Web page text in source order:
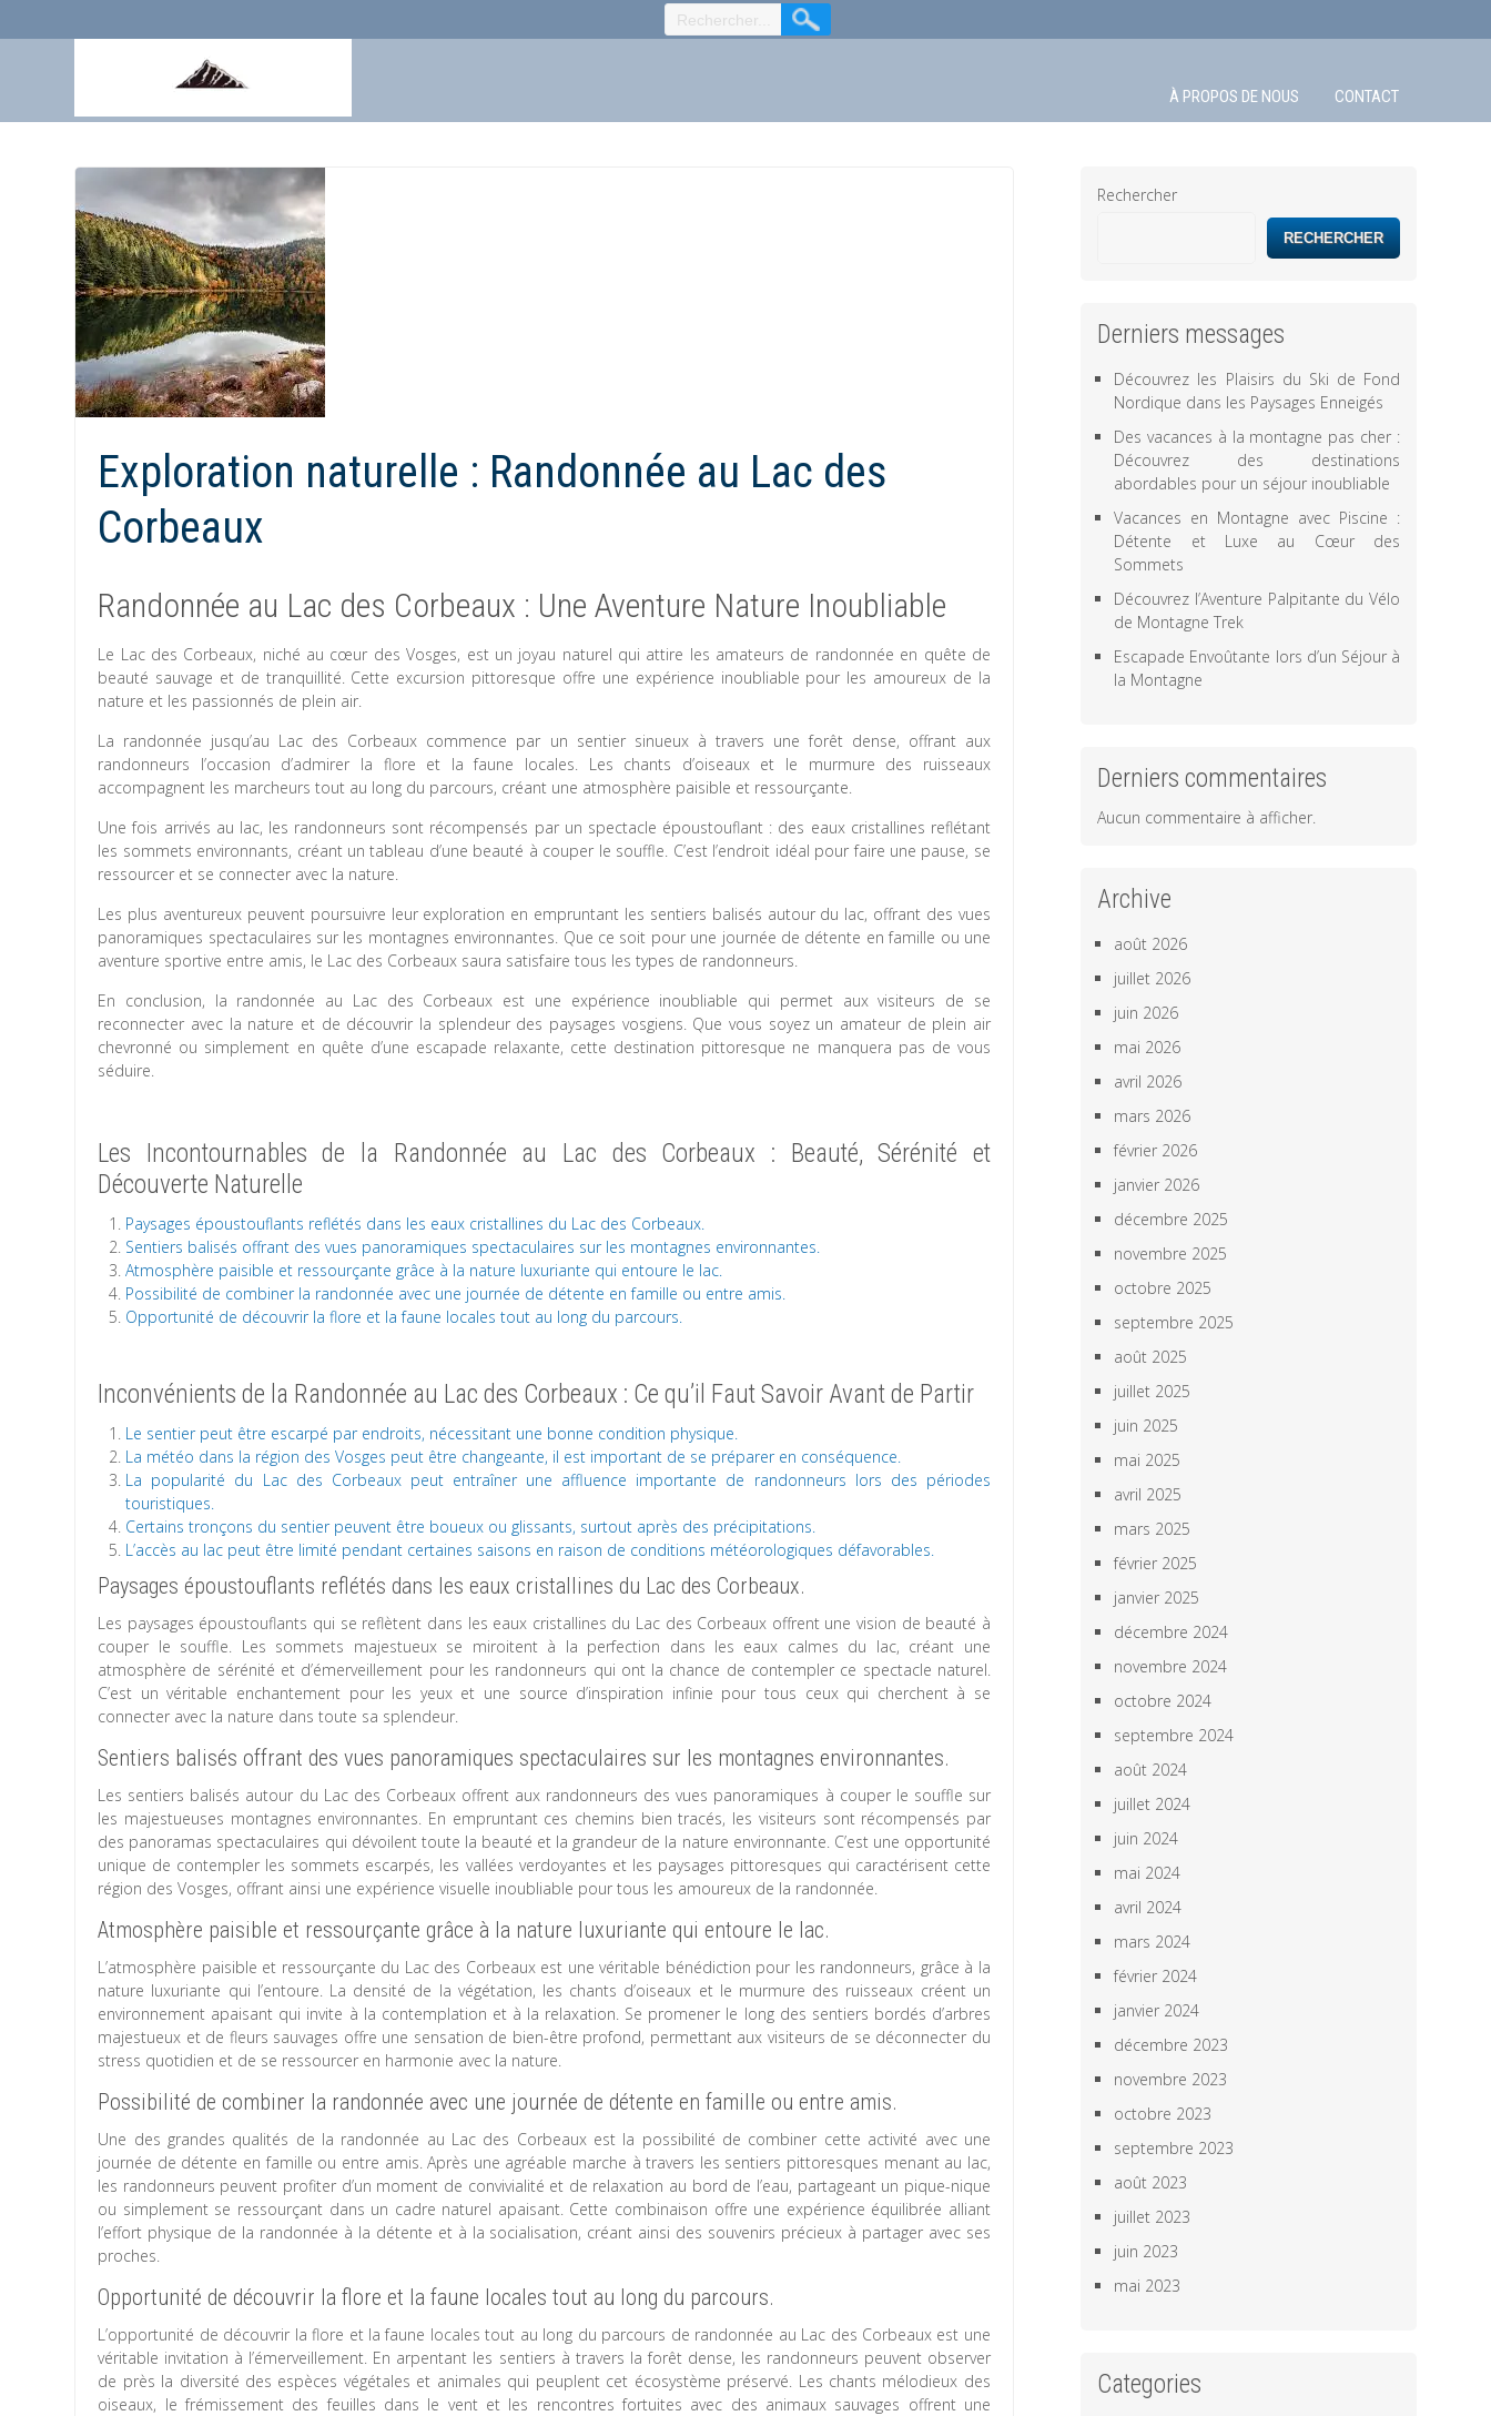
À PROPOS DE NOUS CONTACT
Exploration naturelle : Randonnée au Lac des
Corbeaux
Randonnée au Lac des Corbeaux : Une Aventure Nature Inoubliable
Le Lac des Corbeaux, niché au cœur des Vosges, est un joyau naturel qui attire les amateurs de randonnée en quête de
beauté sauvage et de tranquillité. Cette excursion pittoresque offre une expérience inoubliable pour les amoureux de la
nature et les passionnés de plein air.
La randonnée jusqu’au Lac des Corbeaux commence par un sentier sinueux à travers une forêt dense, offrant aux
randonneurs l’occasion d’admirer la flore et la faune locales. Les chants d’oiseaux et le murmure des ruisseaux
accompagnent les marcheurs tout au long du parcours, créant une atmosphère paisible et ressourçante.
Une fois arrivés au lac, les randonneurs sont récompensés par un spectacle époustouflant : des eaux cristallines reflétant
les sommets environnants, créant un tableau d’une beauté à couper le souffle. C’est l’endroit idéal pour faire une pause, se
ressourcer et se connecter avec la nature.
Les plus aventureux peuvent poursuivre leur exploration en empruntant les sentiers balisés autour du lac, offrant des vues
panoramiques spectaculaires sur les montagnes environnantes. Que ce soit pour une journée de détente en famille ou une
aventure sportive entre amis, le Lac des Corbeaux saura satisfaire tous les types de randonneurs.
En conclusion, la randonnée au Lac des Corbeaux est une expérience inoubliable qui permet aux visiteurs de se
reconnecter avec la nature et de découvrir la splendeur des paysages vosgiens. Que vous soyez un amateur de plein air
chevronné ou simplement en quête d’une escapade relaxante, cette destination pittoresque ne manquera pas de vous
séduire.
Les Incontournables de la Randonnée au Lac des Corbeaux : Beauté, Sérénité et
Découverte Naturelle
Paysages époustouflants reflétés dans les eaux cristallines du Lac des Corbeaux.
Sentiers balisés offrant des vues panoramiques spectaculaires sur les montagnes environnantes.
Atmosphère paisible et ressourçante grâce à la nature luxuriante qui entoure le lac.
Possibilité de combiner la randonnée avec une journée de détente en famille ou entre amis.
Opportunité de découvrir la flore et la faune locales tout au long du parcours.
Inconvénients de la Randonnée au Lac des Corbeaux : Ce qu’il Faut Savoir Avant de Partir
Le sentier peut être escarpé par endroits, nécessitant une bonne condition physique.
La météo dans la région des Vosges peut être changeante, il est important de se préparer en conséquence.
La popularité du Lac des Corbeaux peut entraîner une affluence importante de randonneurs lors des périodes
touristiques.
Certains tronçons du sentier peuvent être boueux ou glissants, surtout après des précipitations.
L’accès au lac peut être limité pendant certaines saisons en raison de conditions météorologiques défavorables.
Paysages époustouflants reflétés dans les eaux cristallines du Lac des Corbeaux.
Les paysages époustouflants qui se reflètent dans les eaux cristallines du Lac des Corbeaux offrent une vision de beauté à
couper le souffle. Les sommets majestueux se miroitent à la perfection dans les eaux calmes du lac, créant une
atmosphère de sérénité et d’émerveillement pour les randonneurs qui ont la chance de contempler ce spectacle naturel.
C’est un véritable enchantement pour les yeux et une source d’inspiration infinie pour tous ceux qui cherchent à se
connecter avec la nature dans toute sa splendeur.
Sentiers balisés offrant des vues panoramiques spectaculaires sur les montagnes environnantes.
Les sentiers balisés autour du Lac des Corbeaux offrent aux randonneurs des vues panoramiques à couper le souffle sur
les majestueuses montagnes environnantes. En empruntant ces chemins bien tracés, les visiteurs sont récompensés par
des panoramas spectaculaires qui dévoilent toute la beauté et la grandeur de la nature environnante. C’est une opportunité
unique de contempler les sommets escarpés, les vallées verdoyantes et les paysages pittoresques qui caractérisent cette
région des Vosges, offrant ainsi une expérience visuelle inoubliable pour tous les amoureux de la randonnée.
Atmosphère paisible et ressourçante grâce à la nature luxuriante qui entoure le lac.
L’atmosphère paisible et ressourçante du Lac des Corbeaux est une véritable bénédiction pour les randonneurs, grâce à la
nature luxuriante qui l’entoure. La densité de la végétation, les chants d’oiseaux et le murmure des ruisseaux créent un
environnement apaisant qui invite à la contemplation et à la relaxation. Se promener le long des sentiers bordés d’arbres
majestueux et de fleurs sauvages offre une sensation de bien-être profond, permettant aux visiteurs de se déconnecter du
stress quotidien et de se ressourcer en harmonie avec la nature.
Possibilité de combiner la randonnée avec une journée de détente en famille ou entre amis.
Une des grandes qualités de la randonnée au Lac des Corbeaux est la possibilité de combiner cette activité avec une
journée de détente en famille ou entre amis. Après une agréable marche à travers les sentiers pittoresques menant au lac,
les randonneurs peuvent profiter d’un moment de convivialité et de relaxation au bord de l’eau, partageant un pique-nique
ou simplement se ressourçant dans un cadre naturel apaisant. Cette combinaison offre une expérience équilibrée alliant
l’effort physique de la randonnée à la détente et à la socialisation, créant ainsi des souvenirs précieux à partager avec ses
proches.
Opportunité de découvrir la flore et la faune locales tout au long du parcours.
L’opportunité de découvrir la flore et la faune locales tout au long du parcours de randonnée au Lac des Corbeaux est une
véritable invitation à l’émerveillement. En arpentant les sentiers à travers la forêt dense, les randonneurs peuvent observer
de près la diversité des espèces végétales et animales qui peuplent cet écosystème préservé. Les chants mélodieux des
oiseaux, le frémissement des feuilles dans le vent et les rencontres fortuites avec des animaux sauvages offrent une
Rechercher
RECHERCHER
Derniers messages
Découvrez les Plaisirs du Ski de Fond
Nordique dans les Paysages Enneigés
Des vacances à la montagne pas cher :
Découvrez des destinations
abordables pour un séjour inoubliable
Vacances en Montagne avec Piscine :
Détente et Luxe au Cœur des
Sommets
Découvrez l’Aventure Palpitante du Vélo
de Montagne Trek
Escapade Envoûtante lors d’un Séjour à
la Montagne
Derniers commentaires
Aucun commentaire à afficher.
Archive
août 2026
juillet 2026
juin 2026
mai 2026
avril 2026
mars 2026
février 2026
janvier 2026
décembre 2025
novembre 2025
octobre 2025
septembre 2025
août 2025
juillet 2025
juin 2025
mai 2025
avril 2025
mars 2025
février 2025
janvier 2025
décembre 2024
novembre 2024
octobre 2024
septembre 2024
août 2024
juillet 2024
juin 2024
mai 2024
avril 2024
mars 2024
février 2024
janvier 2024
décembre 2023
novembre 2023
octobre 2023
septembre 2023
août 2023
juillet 2023
juin 2023
mai 2023
Categories